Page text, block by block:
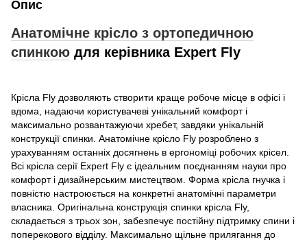
Опис
Анатомічне крісло з ортопедичною
спинкою для керівника Expert Fly
Крісла Fly дозволяють створити краще робоче місце в офісі і
вдома, надаючи користувачеві унікальний комфорт і
максимально розвантажуючи хребет, завдяки унікальній
конструкції спинки. Анатомічне крісло Fly розроблено з
урахуванням останніх досягнень в ергономіці робочих крісел.
Всі крісла серії Expert Fly є ідеальним поєднанням науки про
комфорт і дизайнерським мистецтвом. Форма крісла гнучка і
повністю настроюється на конкретні анатомічні параметри
власника. Оригінальна конструкція спинки крісла Fly,
складається з трьох зон, забезпечує постійну підтримку спини і
поперекового відділу. Максимально щільне прилягання до